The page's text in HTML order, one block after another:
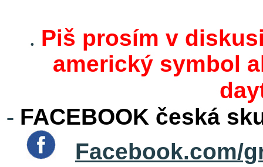
. Piš prosím v
americký symbol
- FACEBOOK česká
Facebook.com/